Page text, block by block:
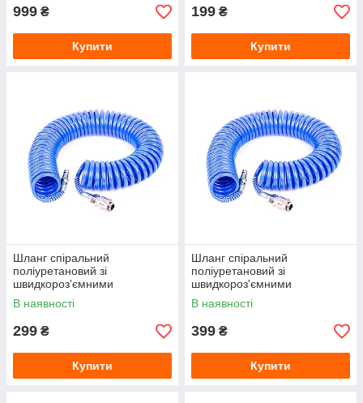
999 ₴
Купити
199 ₴
Купити
Шланг спіральний
поліуретановий зі
швидкороз'ємними
з'єднаннями INTERTOOL
(PT-1707) Ø5.5×8 мм, 10 м
В наявності
299 ₴
Купити
Шланг спіральний
поліуретановий зі
швидкороз'ємними
з'єднаннями INTERTOOL
(PT-1708) Ø5.5×8 мм, 15 м
В наявності
399 ₴
Купити